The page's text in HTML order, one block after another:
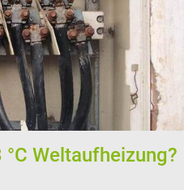
Weltaufheizung?